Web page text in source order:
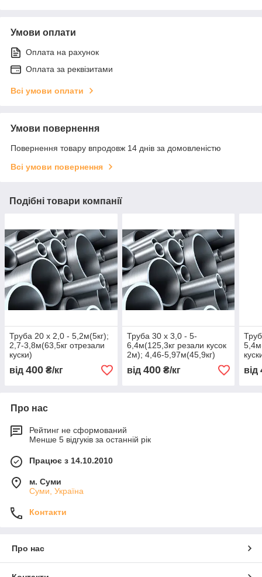
Умови оплати
Оплата на рахунок
Оплата за реквізитами
Всі умови оплати
Умови повернення
Повернення товару впродовж 14 днів за домовленістю
Всі умови повернення
Подібні товари компанії
Труба 20 х 2,0 - 5,2м(5кг);
2,7-3,8м(63,5кг отрезали
куски)
від 400 ₴/кг
Труба 30 х 3,0 - 5-
6,4м(125,3кг резали кусок
2м); 4,46-5,97м(45,9кг)
від 400₴/кг від
Про нас
Рейтинг не сформований
Менше 5 відгуків за останній рік
Працює з 14.10.2010
м. Суми
Суми, Україна
Контакти
Про нас